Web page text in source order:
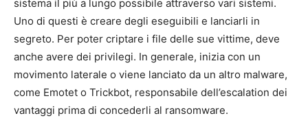
sistema il più a lungo possibile attraverso vari sistemi.
Uno di questi è creare degli eseguibili e lanciarli in
segreto. Per poter criptare i file delle sue vittime, deve
anche avere dei privilegi. In generale, inizia con un
movimento laterale o viene lanciato da un altro malware,
come Emotet o Trickbot, responsabile dell’escalation dei
vantaggi prima di concederli al ransomware.